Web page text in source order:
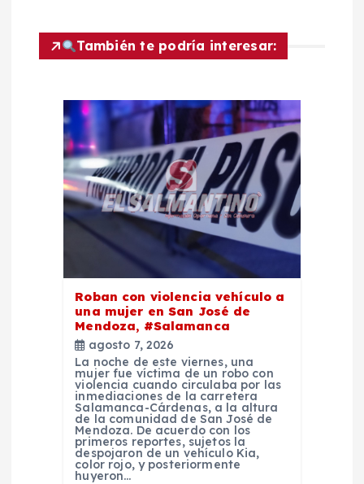
ó
n
También te podría interesar:
Roban con violencia vehículo a
una mujer en San José de
Mendoza, #Salamanca
agosto 7, 2026
La noche de este viernes, una
mujer fue víctima de un robo con
violencia cuando circulaba por las
inmediaciones de la carretera
Salamanca-Cárdenas, a la altura
de la comunidad de San José de
Mendoza. De acuerdo con los
primeros reportes, sujetos la
despojaron de un vehículo Kia,
color rojo, y posteriormente
huyeron…